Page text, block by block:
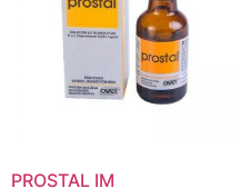
PROSTAL IM